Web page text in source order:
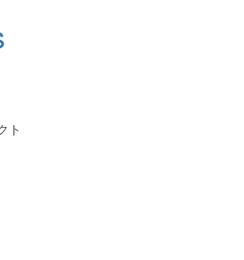
ト